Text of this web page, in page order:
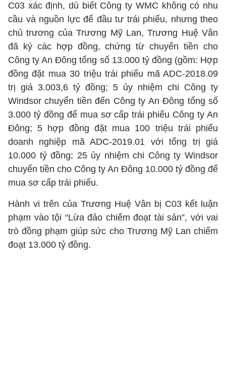
C03 xác định, dù biết Công ty WMC không có nhu
cầu và nguồn lực để đầu tư trái phiếu, nhưng theo
chủ trương của Trương Mỹ Lan, Trương Huệ Vân
đã ký các hợp đồng, chứng từ chuyển tiền cho
Công ty An Đông tổng số 13.000 tỷ đồng (gồm: Hợp
đồng đặt mua 30 triệu trái phiếu mã ADC-2018.09
trị giá 3.003,6 tỷ đồng; 5 ủy nhiệm chi Công ty
Windsor chuyển tiền đến Công ty An Đông tổng số
3.000 tỷ đồng để mua sơ cấp trái phiếu Công ty An
Đông; 5 hợp đồng đặt mua 100 triệu trái phiếu
doanh nghiệp mã ADC-2019.01 với tổng trị giá
10.000 tỷ đồng; 25 ủy nhiệm chi Công ty Windsor
chuyển tiền cho Công ty An Đông 10.000 tỷ đồng để
mua sơ cấp trái phiếu.
Hành vi trên của Trương Huệ Vân bị C03 kết luận
phạm vào tội “Lừa đảo chiếm đoạt tài sản”, với vai
trò đồng phạm giúp sức cho Trương Mỹ Lan chiếm
đoạt 13.000 tỷ đồng.